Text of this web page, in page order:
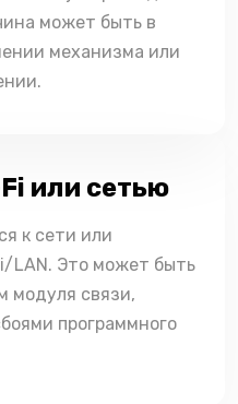
может быть в
механизма или
или сетью
к сети или
LAN. Это может быть
модуля связи,
программного